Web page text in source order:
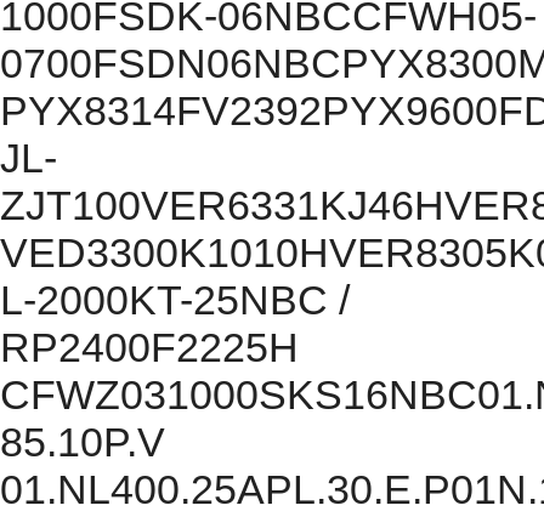
1000FSDK-06NBCCFWH05-
JL-
L-2000KT-25NBC /
RP2400F2225H
85.10P.V